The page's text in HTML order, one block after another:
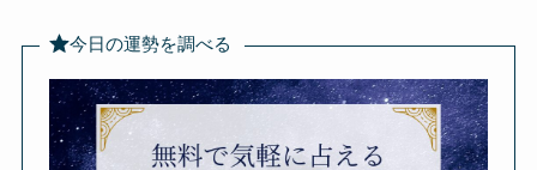
今日の運勢を調べる